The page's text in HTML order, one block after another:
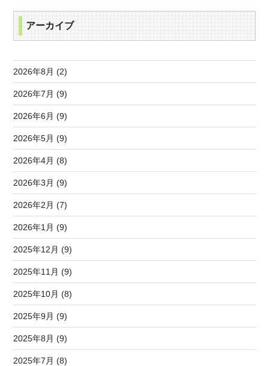
アーカイブ
2026年8月 (2)
2026年7月 (9)
2026年6月 (9)
2026年5月 (9)
2026年4月 (8)
2026年3月 (9)
2026年2月 (7)
2026年1月 (9)
2025年12月 (9)
2025年11月 (9)
2025年10月 (8)
2025年9月 (9)
2025年8月 (9)
2025年7月 (8)